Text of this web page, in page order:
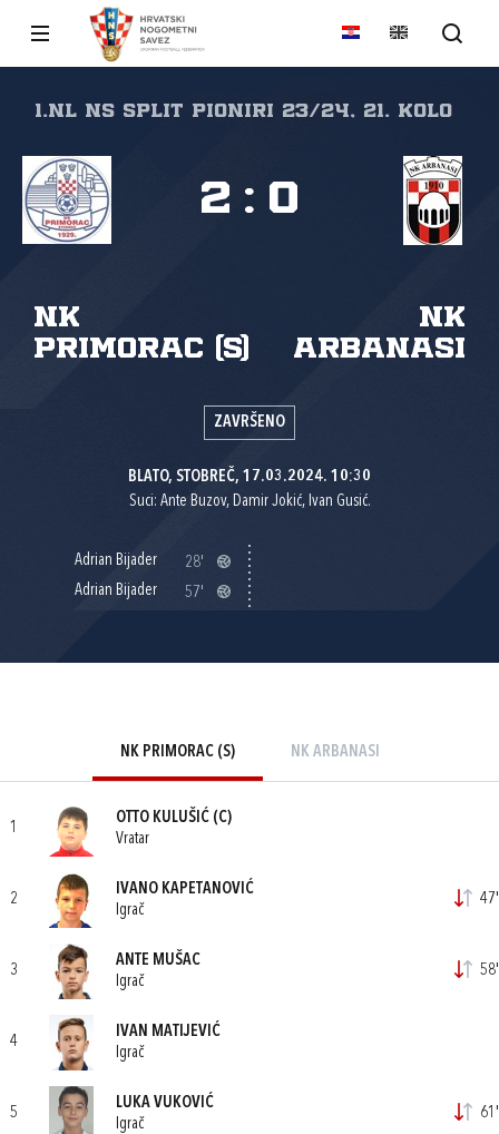
1.NL NS Split Pioniri 23/24, 21. kolo
NK
Primorac (S)
NK
Arbanasi
2 : 0
ZAVRŠENO
BLATO, STOBREČ, 17.03.2024. 10:30
Suci: Ante Buzov, Damir Jokić, Ivan Gusić.
Adrian Bijader
28'
Adrian Bijader
57'
NK PRIMORAC (S) NK ARBANASI
1
OTTO KULUŠIĆ (C)
Vratar
2
IVANO KAPETANOVIĆ
Igrač
47'
3
ANTE MUŠAC
Igrač
58'
4
IVAN MATIJEVIĆ
Igrač
5
LUKA VUKOVIĆ
Igrač
61'